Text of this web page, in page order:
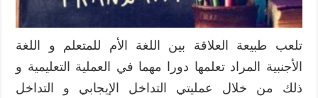
تلعب طبيعة العلاقة بين اللغة الأم للمتعلم و اللغة
الأجنبية المراد تعلمها دورا مهما في العملية التعليمية و
ذلك من خلال عمليتي التداخل الإيجابي و التداخل